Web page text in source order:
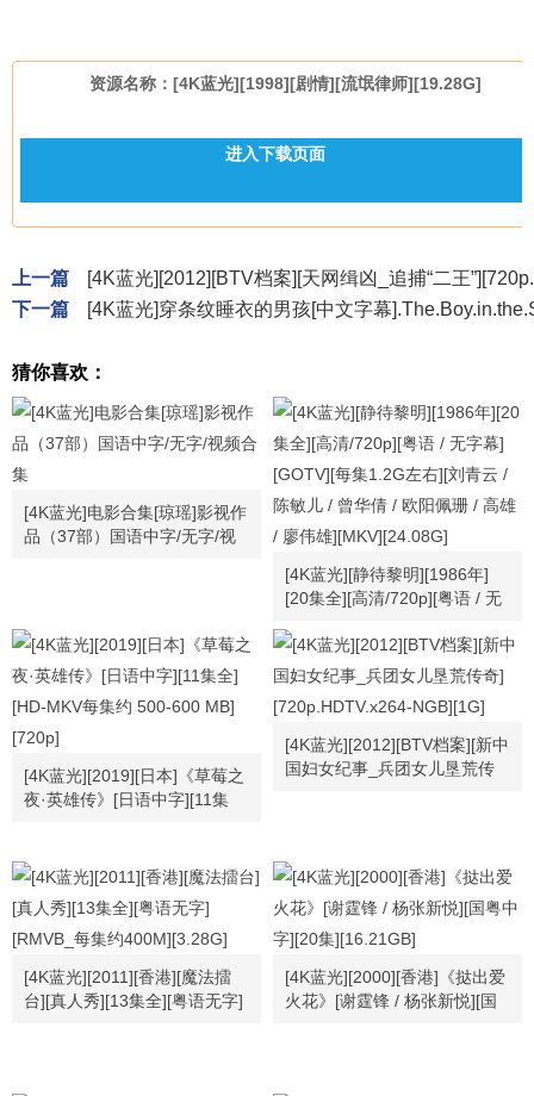
资源名称：[4K蓝光][1998][剧情][流氓律师][19.28G]
进入下载页面
上一篇
[4K蓝光][2012][BTV档案][天网缉凶_追捕“二王
下一篇
[4K蓝光]穿条纹睡衣的男孩[中文字幕
猜你喜欢：
[4K蓝光]电影合集[琼瑶]影视作
品（37部）国语中字/无字/视
[4K蓝光][静待黎明][1986年]
[20集全][高清/720p][粤语 / 无
[刘青云 / 陈敏儿 / 曾华倩 / 欧
阳佩珊 / 高雄 / 廖伟雄][MKV]
[4K蓝光][2019][日本]《草莓之
夜·英雄传》[日语中字][11集
[4K蓝光][2012][BTV档案][新中
国妇女纪事_兵团女儿垦荒传
[4K蓝光][2011][香港][魔法擂
台][真人秀][13集全][粤语无字]
[4K蓝光][2000][香港]《挞出爱
火花》[谢霆锋 / 杨张新悦][国